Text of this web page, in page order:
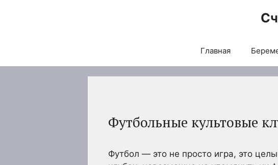
Главная
Футбольные культовые
Футбол — это не просто игра, это